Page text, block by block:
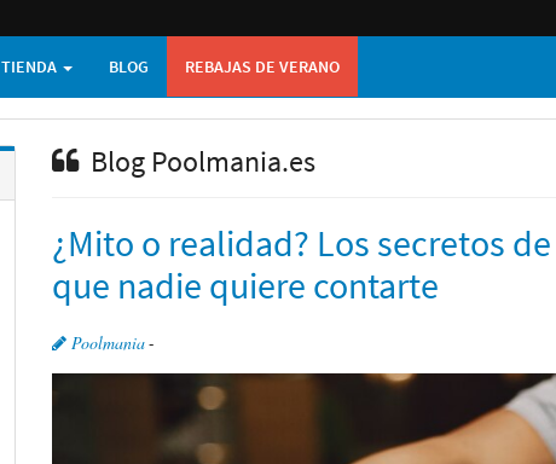
TIENDA BLOG REBAJAS DE VERANO
Blog Poolmania.es
¿Mito o realidad? Los secretos
que nadie quiere contarte
Poolmania-